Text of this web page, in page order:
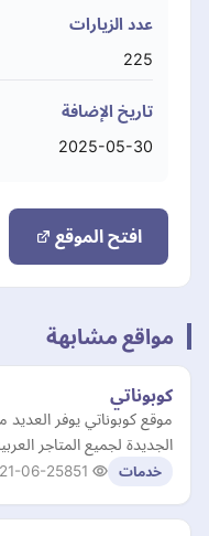
عدد الزيارات
225
تاريخ الإضافة
2025-05-30
افتح الموقع
مواقع مشابهة
كوبوناتي
موقع كوبوناتي يوفر
الجديدة لجميع المتاجر
خدمات 06-25